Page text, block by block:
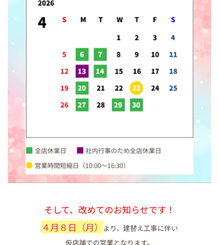
そして、改めてのお知らせです！
４月８日（月）
より、建替え工事に伴い
仮店舗での営業となります。